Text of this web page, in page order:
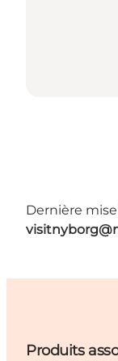
Dernière
Produits